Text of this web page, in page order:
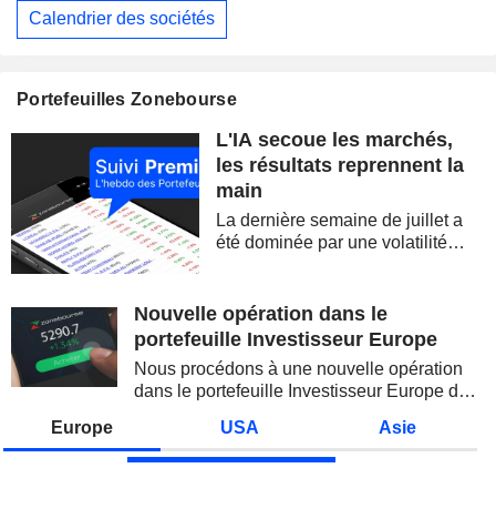
Calendrier des sociétés
Portefeuilles Zonebourse
L'IA secoue les marchés,
les résultats reprennent la
main
La dernière semaine de juillet a
été dominée par une volatilité
semi-conducteurs. Les
inquiétudes sur la soutenabilité
Nouvelle opération dans le
portefeuille Investisseur Europe
Nous procédons à une nouvelle opération
dans le portefeuille Investisseur Europe de
Europe USA Asie